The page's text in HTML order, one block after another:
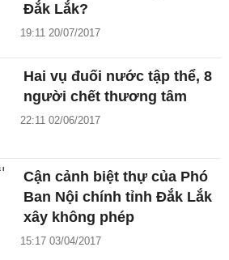
Đắk Lắk?
19:11 20/07/2017
Hai vụ đuối nước tập thể, 8
người chết thương tâm
22:11 02/06/2017
Cận cảnh biệt thự của Phó
Ban Nội chính tỉnh Đắk Lắk
xây không phép
15:17 03/04/2017